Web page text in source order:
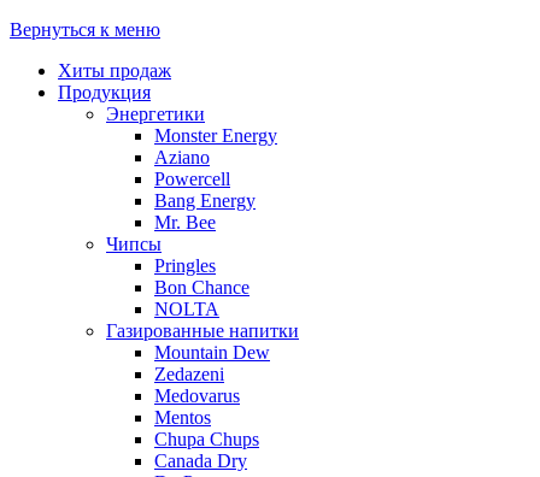
Вернуться к меню
Хиты продаж
Продукция
Энергетики
Monster Energy
Aziano
Powercell
Bang Energy
Mr. Bee
Чипсы
Pringles
Bon Chance
NOLTA
Газированные напитки
Mountain Dew
Zedazeni
Medovarus
Mentos
Chupa Chups
Canada Dry